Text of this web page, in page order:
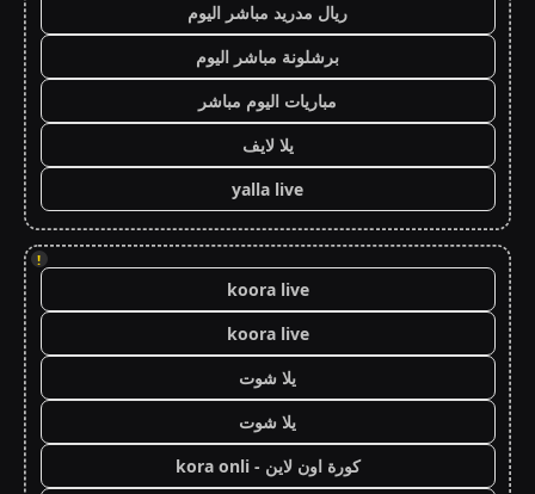
ريال مدريد مباشر اليوم
برشلونة مباشر اليوم
مباريات اليوم مباشر
يلا لايف
yalla live
!
koora live
koora live
يلا شوت
يلا شوت
كورة اون لاين - kora onli